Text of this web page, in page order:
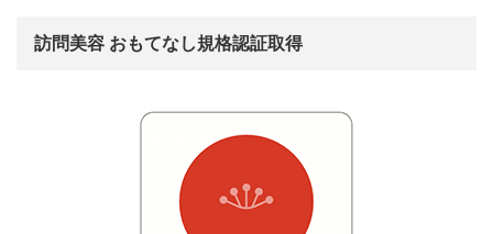
訪問美容 おもてなし規格認証取得